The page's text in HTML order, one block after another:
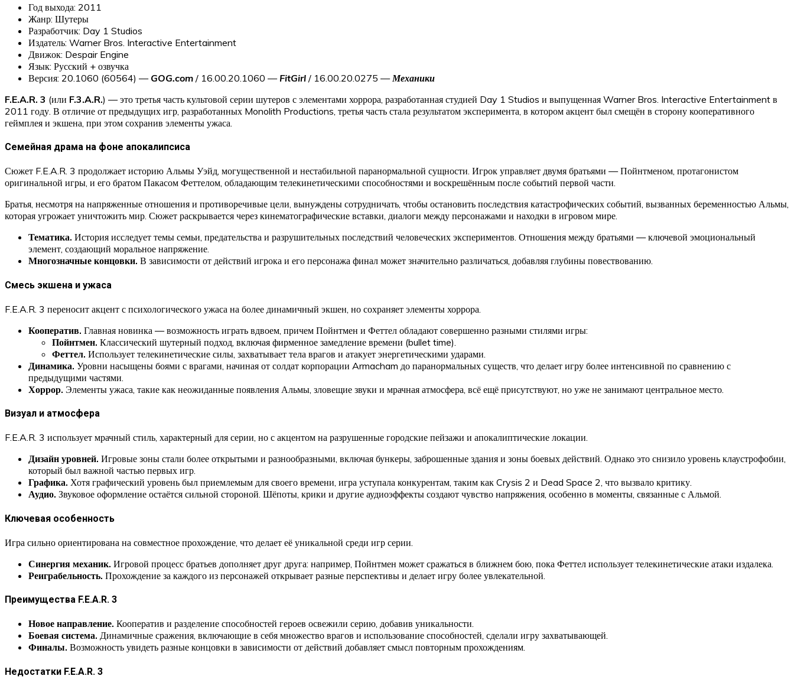
Год выхода: 2011
Жанр: Шутеры
Разработчик: Day 1 Studios
Издатель: Warner Bros. Interactive Entertainment
Движок: Despair Engine
Язык: Русский + озвучка
Версия: 20.1060 (60564) — GOG.com / 16.00.20.1060 — FitGirl / 16.00.20.0275 — Механики
F.E.A.R. 3 (или F.3.A.R.) — это третья часть культовой серии шутеров с элементами хоррора, разработанная студией Day 1 Studios и выпущенная Warner Bros. Interactive Entertainment в
2011 году. В отличие от предыдущих игр, разработанных Monolith Productions, третья часть стала результатом эксперимента, в котором акцент был смещён в сторону кооперативного
геймплея и экшена, при этом сохранив элементы ужаса.
Семейная драма на фоне апокалипсиса
Сюжет F.E.A.R. 3 продолжает историю Альмы Уэйд, могущественной и нестабильной паранормальной сущности. Игрок управляет двумя братьями — Пойнтменом, протагонистом
оригинальной игры, и его братом Пакасом Феттелом, обладающим телекинетическими способностями и воскрешённым после событий первой части.
Братья, несмотря на напряженные отношения и противоречивые цели, вынуждены сотрудничать, чтобы остановить последствия катастрофических событий, вызванных беременностью Альмы,
которая угрожает уничтожить мир. Сюжет раскрывается через кинематографические вставки, диалоги между персонажами и находки в игровом мире.
Тематика. История исследует темы семьи, предательства и разрушительных последствий человеческих экспериментов. Отношения между братьями — ключевой эмоциональный
элемент, создающий моральное напряжение.
Многозначные концовки. В зависимости от действий игрока и его персонажа финал может значительно различаться, добавляя глубины повествованию.
Смесь экшена и ужаса
F.E.A.R. 3 переносит акцент с психологического ужаса на более динамичный экшен, но сохраняет элементы хоррора.
Кооператив. Главная новинка — возможность играть вдвоем, причем Пойнтмен и Феттел обладают совершенно разными стилями игры:
Пойнтмен. Классический шутерный подход, включая фирменное замедление времени (bullet time).
Феттел. Использует телекинетические силы, захватывает тела врагов и атакует энергетическими ударами.
Динамика. Уровни насыщены боями с врагами, начиная от солдат корпорации Armacham до паранормальных существ, что делает игру более интенсивной по сравнению с
предыдущими частями.
Хоррор. Элементы ужаса, такие как неожиданные появления Альмы, зловещие звуки и мрачная атмосфера, всё ещё присутствуют, но уже не занимают центральное место.
Визуал и атмосфера
F.E.A.R. 3 использует мрачный стиль, характерный для серии, но с акцентом на разрушенные городские пейзажи и апокалиптические локации.
Дизайн уровней. Игровые зоны стали более открытыми и разнообразными, включая бункеры, заброшенные здания и зоны боевых действий. Однако это снизило уровень клаустрофобии,
который был важной частью первых игр.
Графика. Хотя графический уровень был приемлемым для своего времени, игра уступала конкурентам, таким как Crysis 2 и Dead Space 2, что вызвало критику.
Аудио. Звуковое оформление остаётся сильной стороной. Шёпоты, крики и другие аудиоэффекты создают чувство напряжения, особенно в моменты, связанные с Альмой.
Ключевая особенность
Игра сильно ориентирована на совместное прохождение, что делает её уникальной среди игр серии.
Синергия механик. Игровой процесс братьев дополняет друг друга: например, Пойнтмен может сражаться в ближнем бою, пока Феттел использует телекинетические атаки издалека.
Реиграбельность. Прохождение за каждого из персонажей открывает разные перспективы и делает игру более увлекательной.
Преимущества F.E.A.R. 3
Новое направление. Кооператив и разделение способностей героев освежили серию, добавив уникальности.
Боевая система. Динамичные сражения, включающие в себя множество врагов и использование способностей, сделали игру захватывающей.
Финалы. Возможность увидеть разные концовки в зависимости от действий добавляет смысл повторным прохождениям.
Недостатки F.E.A.R. 3